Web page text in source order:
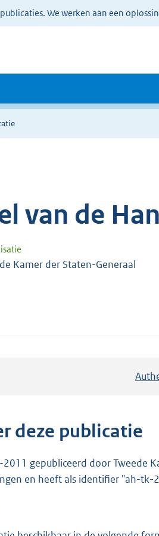
We werken aan een
van de
Kamer der Staten-Generaal
deze publicatie
gepubliceerd door Tweede
en heeft als identifier "ah-